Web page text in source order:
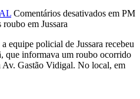
Comentários desativados em PM
em Jussara
equipe policial de Jussara recebeu
que informava um roubo ocorrido
Av. Gastão Vidigal. No local, em